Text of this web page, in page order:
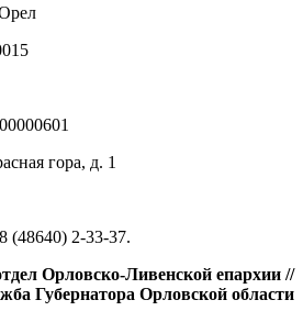
гора, д. 1
8 (48640) 2-33-37.
Орловско-Ливенской епархии //
Губернатора Орловской области